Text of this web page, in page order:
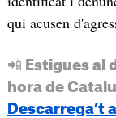
qui acusen
📲 Estigues al
hora de
Descarrega’t